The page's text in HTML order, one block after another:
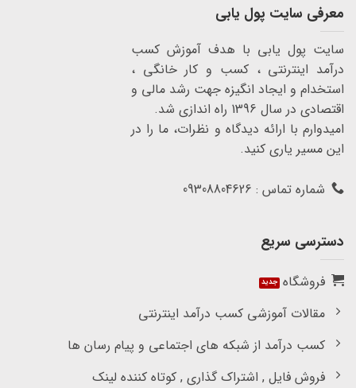
معرفی سایت پول یابی
سایت پول یابی با هدف آموزش کسب
درآمد اینترنتی ، کسب و کار خانگی ،
استخدام و ایجاد انگیزه جهت رشد مالی و
اقتصادی در سال 1396 راه اندازی شد.
امیدوارم با ارائه دیدگاه و نظرات، ما را در
این مسیر یاری کنید.
شماره تماس : 09308804626
دسترسی سریع
فروشگاه
مقالات آموزشی کسب درآمد اینترنتی
کسب درآمد از شبکه های اجتماعی و پیام رسان ها
فروش فایل , اشتراک گذاری , کوتاه کننده لینک